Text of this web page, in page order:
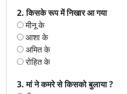
2. किसके रूप में निखार आ गया
मीनू के
आशा के
अमित के
रोहित के
3. मां ने कमरे से किसको बुलाया ?